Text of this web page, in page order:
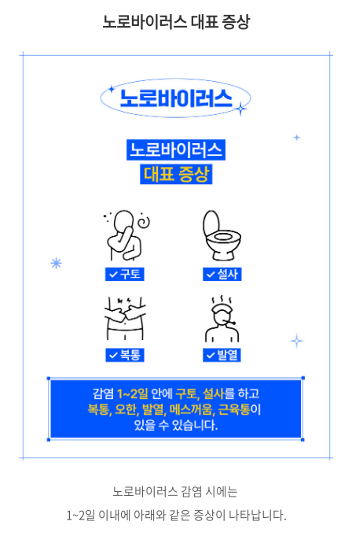
노로바이러스 대표 증상
노로바이러스 감염 시에는
1~2일 이내에 아래와 같은 증상이 나타납니다.